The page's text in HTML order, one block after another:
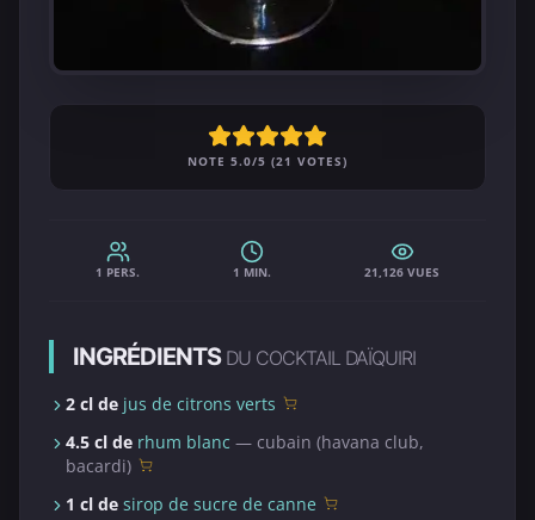
NOTE 5.0/5 (21 VOTES)
1 PERS. 1 MIN. 21,126 VUES
INGRÉDIENTS DU COCKTAIL DAÏQUIRI
2 cl de jus de citrons verts
4.5 cl de rhum blanc — cubain (havana club,
bacardi)
1 cl de sirop de sucre de canne